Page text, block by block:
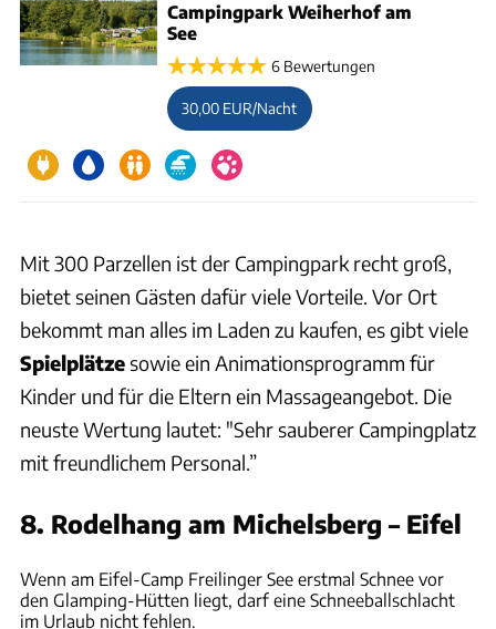
Campingpark Weiherhof am
See
6 Bewertungen
30,00 EUR/Nacht
Mit 300 Parzellen ist der Campingpark recht groß,
bietet seinen Gästen dafür viele Vorteile. Vor Ort
bekommt man alles im Laden zu kaufen, es gibt viele
Spielplätzesowie ein Animationsprogramm für
Kinder und für die Eltern ein Massageangebot. Die
neuste Wertung lautet: "Sehr sauberer Campingplatz
mit freundlichem Personal.”
8. Rodelhang am Michelsberg – Eifel
Eifel-Camp Freilinger See
Wenn am Eifel-Camp Freilinger See erstmal Schnee vor
den Glamping-Hütten liegt, darf eine Schneeballschlacht
im Urlaub nicht fehlen.